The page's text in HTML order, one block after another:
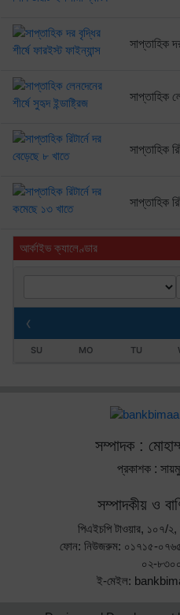
সাপ্তাহিক
সাপ্তাহিক
সাপ্তাহিক
সাপ্তাহিক
আর্কাইভ ক্যালেণ্ডার
‹
SU MO TU
সম্পাদক :
প্রকাশক :
সম্পাদকীয় ও
পিএইচপি টাওয়ার, ১০৭/
ফোন: নিউজরুম: ০১৭১৫-
০২-
ই-মেইল: